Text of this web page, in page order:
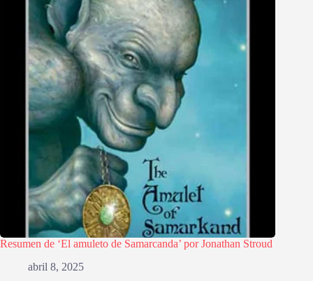
Resumen de ‘El amuleto de Samarcanda’ por Jonathan Stroud
abril 8, 2025